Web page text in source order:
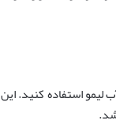
استفاده کنید. این